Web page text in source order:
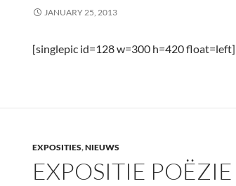
JANUARY 25, 2013
[singlepic id=128 w=300 h=420 float=left]
EXPOSITIES,NIEUWS
EXPOSITIE